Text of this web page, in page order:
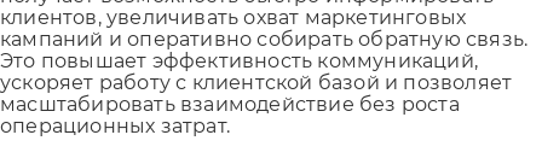
клиентов, увеличивать охват маркетинговых
кампаний и оперативно собирать обратную связь.
Это повышает эффективность коммуникаций,
ускоряет работу с клиентской базой и позволяет
масштабировать взаимодействие без роста
операционных затрат.